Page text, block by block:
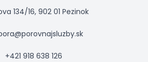
134/16, 902 01 Pezinok
+421 918 638 126